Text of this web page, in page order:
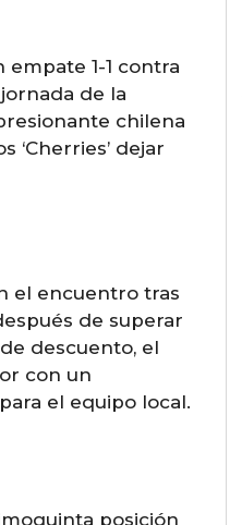
1-1 contra
de la
chilena
‘Cherries’ dejar
el encuentro tras
de superar
descuento, el
con un
el equipo local.
posición